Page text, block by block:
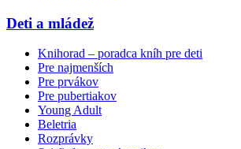
Deti a mládež
Knihorad – poradca kníh pre deti
Pre najmenších
Pre prvákov
Pre pubertiakov
Young Adult
Beletria
Rozprávky